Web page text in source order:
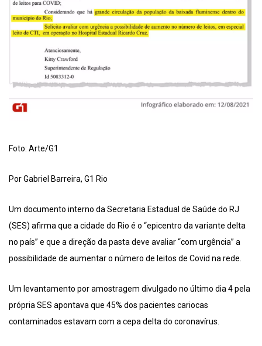
Foto: Arte/G1
Por Gabriel Barreira, G1 Rio
Um documento interno da Secretaria Estadual de Saúde do RJ
(SES) afirma que a cidade do Rio é o “epicentro da variante delta
no país” e que a direção da pasta deve avaliar “com urgência” a
possibilidade de aumentar o número de leitos de Covid na rede.
Um levantamento por amostragem divulgado no último dia 4 pela
própria SES apontava que 45% dos pacientes cariocas
contaminados estavam com a cepa delta do coronavírus.